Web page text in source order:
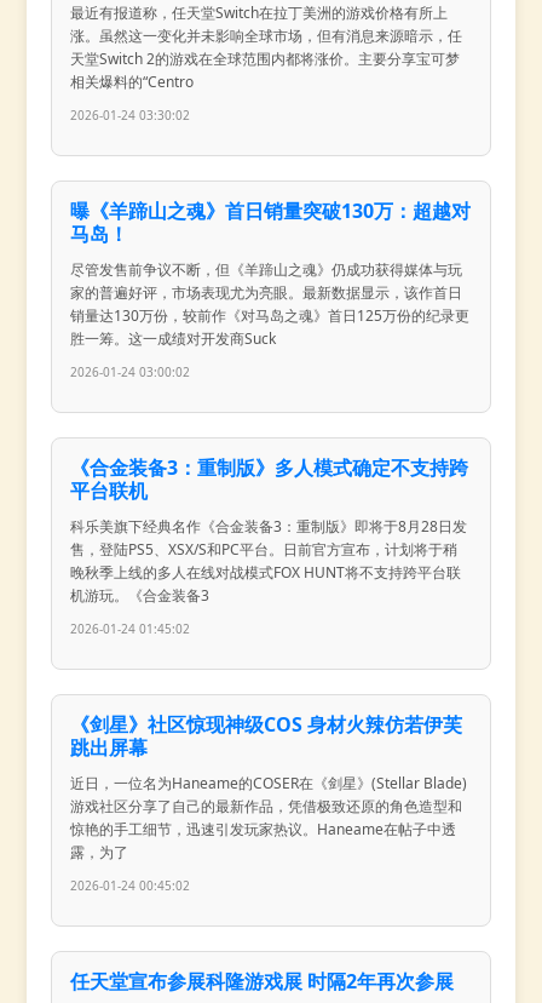
最近有报道称，任天堂Switch在拉丁美洲的游戏价格有所上
涨。虽然这一变化并未影响全球市场，但有消息来源暗示，任
天堂Switch 2的游戏在全球范围内都将涨价。主要分享宝可梦
相关爆料的“Centro
2026-01-24 03:30:02
曝《羊蹄山之魂》首日销量突破130万：超越对
马岛！
尽管发售前争议不断，但《羊蹄山之魂》仍成功获得媒体与玩
家的普遍好评，市场表现尤为亮眼。最新数据显示，该作首日
销量达130万份，较前作《对马岛之魂》首日125万份的纪录更
胜一筹。这一成绩对开发商Suck
2026-01-24 03:00:02
《合金装备3：重制版》多人模式确定不支持跨
平台联机
科乐美旗下经典名作《合金装备3：重制版》即将于8月28日发
售，登陆PS5、XSX/S和PC平台。日前官方宣布，计划将于稍
晚秋季上线的多人在线对战模式FOX HUNT将不支持跨平台联
机游玩。《合金装备3
2026-01-24 01:45:02
《剑星》社区惊现神级COS 身材火辣仿若伊芙
跳出屏幕
近日，一位名为Haneame的COSER在《剑星》(Stellar Blade)
游戏社区分享了自己的最新作品，凭借极致还原的角色造型和
惊艳的手工细节，迅速引发玩家热议。Haneame在帖子中透
露，为了
2026-01-24 00:45:02
任天堂宣布参展科隆游戏展 时隔2年再次参展